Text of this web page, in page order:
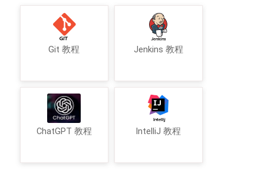
Git 教程 Jenkins 教程
ChatGPT 教程 IntelliJ 教程